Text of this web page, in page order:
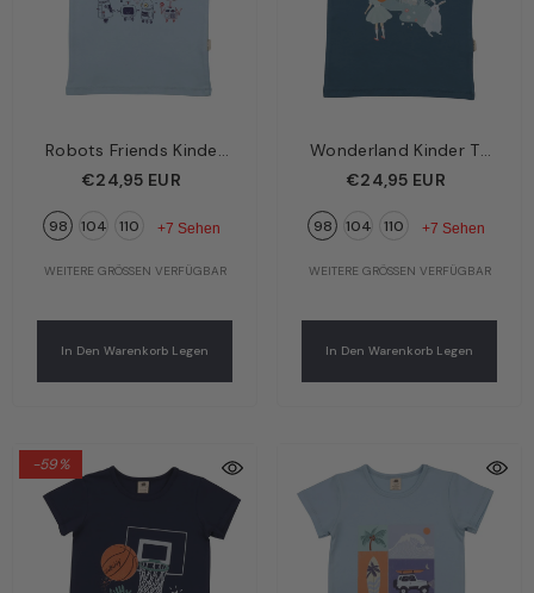
Robots Friends Kinder
T-Shirt Blau –
Bio-Baumwolle GOTS |
€24,95 EUR
98 104 110 +7 Sehen
WEITERE GRÖSSEN VERFÜGBAR
In Den Warenkorb Legen
Wonderland Kinder T-
Shirt Petrol –
Bio-Baumwolle GOTS |
€24,95 EUR
98 104 110 +7 Sehen
WEITERE GRÖSSEN VERFÜGBAR
In Den Warenkorb Legen
-59%